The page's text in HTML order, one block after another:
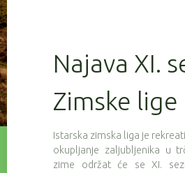
Najava XI.
Zimske lige
Istarska zimska liga je
okupljanje zaljubljenika u
zime održat će se XI.